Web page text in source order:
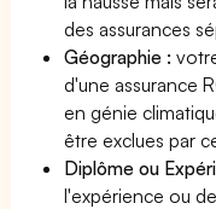
des assurances
Géographie :
d'une assurance
en génie
être exclues par
Diplôme ou
l'expérience ou